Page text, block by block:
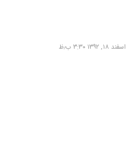
اسفند ۱۸, ۱۳۹۲ ۳:۳۰ ب٫ظ